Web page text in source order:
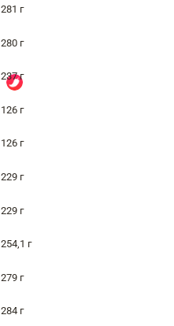
281 г
280 г
237 г
126 г
126 г
229 г
229 г
254,1 г
279 г
284 г